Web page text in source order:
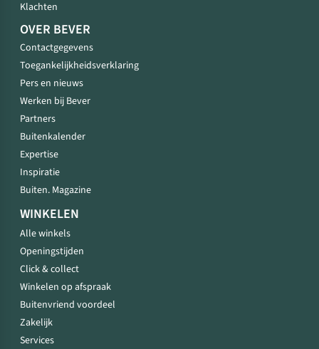
Klachten
OVER BEVER
Contactgegevens
Toegankelijkheidsverklaring
Pers en nieuws
Werken bij Bever
Partners
Buitenkalender
Expertise
Inspiratie
Buiten. Magazine
WINKELEN
Alle winkels
Openingstijden
Click & collect
Winkelen op afspraak
Buitenvriend voordeel
Zakelijk
Services